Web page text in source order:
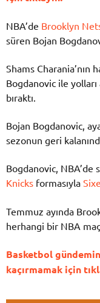
NBA’de Brooklyn
süren Bojan
Shams
Bogdanovic ile yolları
bıraktı.
Bojan Bogdanovic,
sezonun geri
Bogdanovic, NBA’de
Knicks formasıyla
Temmuz ayında
herhangi bir NBA
Basketbol
kaçırmamak için